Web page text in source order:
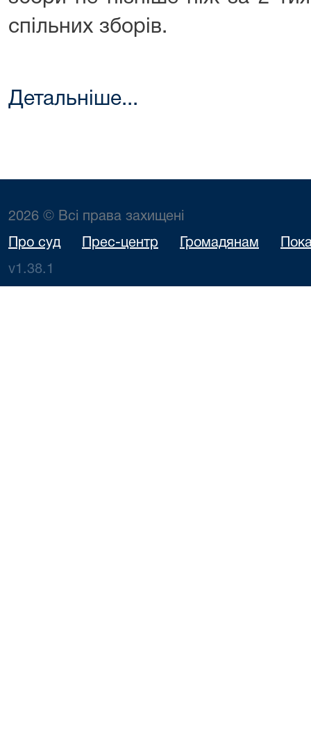
спільних зборів.
Детальніше...
2026 © Всі права захищені
Про суд Прес-центр Громадянам
v1.38.1